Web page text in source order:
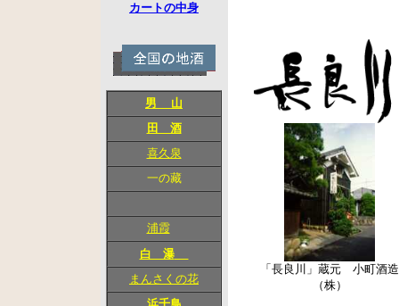
カートの中身
男 山
田 酒
喜久泉
一の藏
浦霞
白 瀑
まんさくの花
「長良川」蔵元 小町酒造
（株）